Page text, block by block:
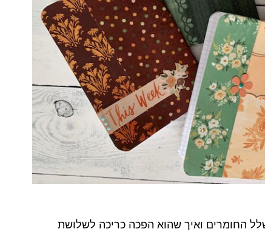
החומרים ואיך שהוא הפכה כריכה לשלושת